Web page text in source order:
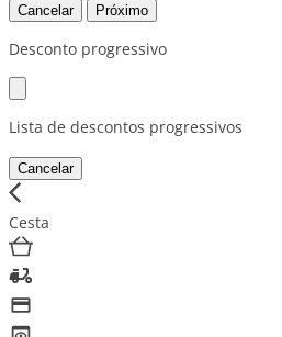
Cancelar Próximo
Desconto progressivo
Lista de descontos progressivos
Cancelar
Cesta